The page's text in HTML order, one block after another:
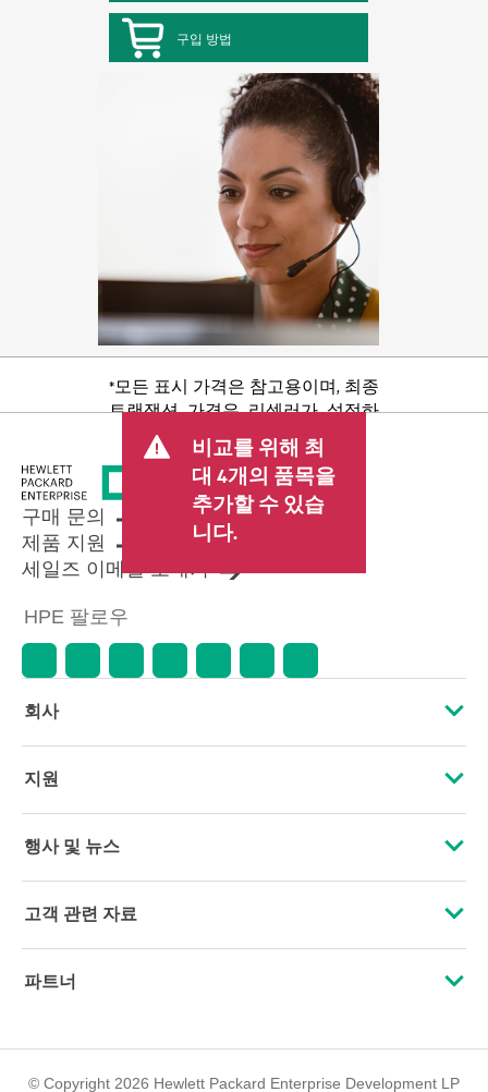
구입 방법
*모든 표시 가격은 참고용이며, 최종
트랜잭션 가격은 리셀러가 설정하
며 판매세/VAT 및 배송 등 기타 수수
료가 포함될 수 있습니다. 리셀러가
설정한 트랜잭션 가격은 다른 리셀
러가 설정한 가격 및 표시 가격과 다
를 수 있습니다. 표시 가격에는 기간
한정 프로모션 혜택이 포함될 수 있
습니다. HPE는 시장 상황 변화, 제품
수명 종료, 광고 오류 등을 포함하되
이에 국한되지 않는 사유로 언제든
지 가격을 조정할 권리를 보유합니
비교를 위해 최
대 4개의 품목을
추가할 수 있습
니다.
구매 문의
제품 지원
세일즈 이메일 보내기
HPE 팔로우
회사
HPE 소개
기업의 책임
HPE Labs
투자 정보
지원
운영 지원 서비스
소프트웨어 및 드라이버
보증 확인
행사 및 뉴스
행사
고객 관련 자료
문의하기
이메일 등록
파트너
© Copyright 2026 Hewlett Packard Enterprise Development LP